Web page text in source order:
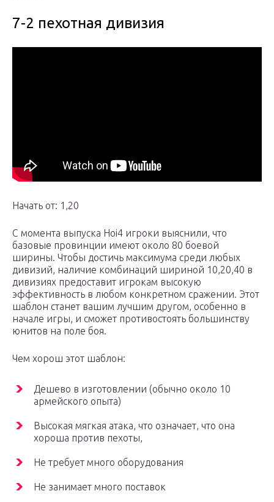
7-2 пехотная дивизия
Начать от: 1,20
С момента выпуска Hoi4 игроки выяснили, что
базовые провинции имеют около 80 боевой
ширины. Чтобы достичь максимума среди любых
дивизий, наличие комбинаций шириной 10,20,40 в
дивизиях предоставит игрокам высокую
эффективность в любом конкретном сражении. Этот
шаблон станет вашим лучшим другом, особенно в
начале игры, и сможет противостоять большинству
юнитов на поле боя.
Чем хорош этот шаблон:
Дешево в изготовлении (обычно около 10
армейского опыта)
Высокая мягкая атака, что означает, что она
хороша против пехоты,
Не требует много оборудования
Не занимает много поставок